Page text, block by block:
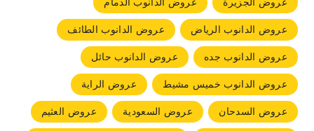
عروض الدانوب الرياض
عروض الدانوب الطائف
عروض الدانوب جده
عروض الدانوب حائل
عروض الدانوب خميس مشيط
عروض الراية
عروض السدحان
عروض السعودية
عروض العثيم